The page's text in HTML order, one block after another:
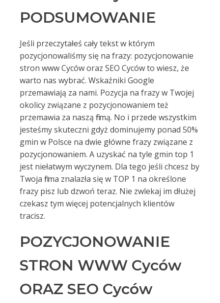
PODSUMOWANIE
Jeśli przeczytałeś cały tekst w którym
pozycjonowaliśmy się na frazy: pozycjonowanie
stron www Cyców oraz SEO Cyców to wiesz, że
warto nas wybrać. Wskaźniki Google
przemawiają za nami. Pozycja na frazy w Twojej
okolicy związane z pozycjonowaniem też
przemawia za naszą firmą. No i przede wszystkim
jesteśmy skuteczni gdyż dominujemy ponad 50%
gmin w Polsce na dwie główne frazy związane z
pozycjonowaniem. A uzyskać na tyle gmin top 1
jest niełatwym wyczynem. Dla tego jeśli chcesz by
Twoja firma znalazła się w TOP 1 na określone
frazy pisz lub dzwoń teraz. Nie zwlekaj im dłużej
czekasz tym więcej potencjalnych klientów
tracisz.
POZYCJONOWANIE
STRON WWW Cyców
ORAZ SEO Cyców